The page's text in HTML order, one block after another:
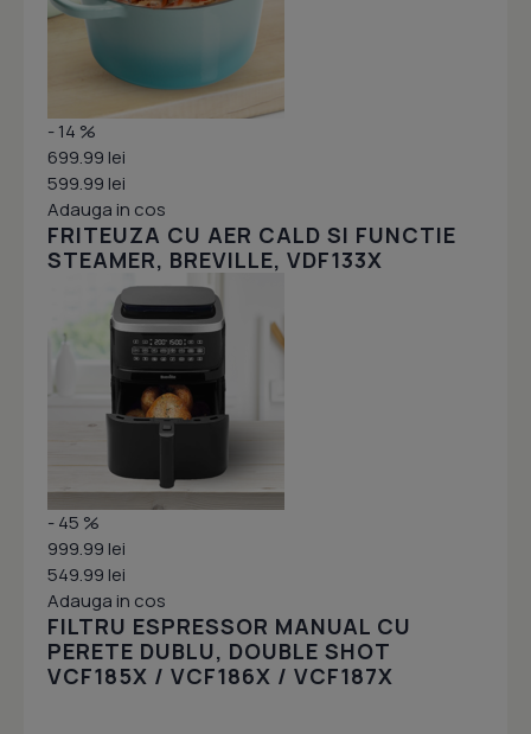
- 14 %
699.99 lei
599.99 lei
Adauga in cos
FRITEUZA CU AER CALD SI FUNCTIE
STEAMER, BREVILLE, VDF133X
- 45 %
999.99 lei
549.99 lei
Adauga in cos
FILTRU ESPRESSOR MANUAL CU
PERETE DUBLU, DOUBLE SHOT
VCF185X / VCF186X / VCF187X